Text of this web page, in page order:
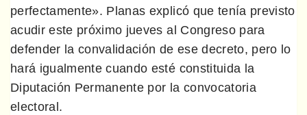
perfectamente». Planas explicó que tenía previsto
acudir este próximo jueves al Congreso para
defender la convalidación de ese decreto, pero lo
hará igualmente cuando esté constituida la
Diputación Permanente por la convocatoria
electoral.